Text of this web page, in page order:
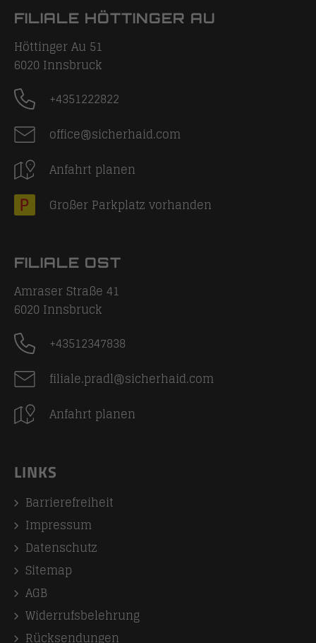
FILIALE HÖTTINGER AU
Höttinger Au 51
6020 Innsbruck
+4351222822
office@sicherhaid.com
Anfahrt planen
Großer Parkplatz vorhanden
FILIALE OST
Amraser Straße 41
6020 Innsbruck
+43512347838
filiale.pradl@sicherhaid.com
Anfahrt planen
LINKS
Barrierefreiheit
Impressum
Datenschutz
Sitemap
AGB
Widerrufsbelehrung
Rücksendungen